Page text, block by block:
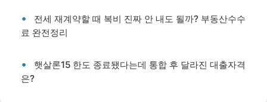
전세 재계약할 때 복비 진짜 안 내도 될까? 부동산수수
료 완전정리
햇살론15 한도 종료됐다는데 통합 후 달라진 대출자격
은?